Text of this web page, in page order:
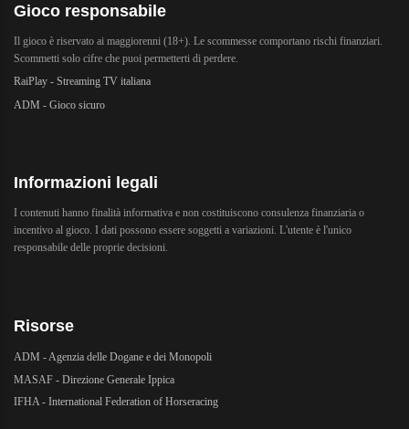
Gioco responsabile
Il gioco è riservato ai maggiorenni (18+). Le scommesse comportano rischi finanziari.
Scommetti solo cifre che puoi permetterti di perdere.
RaiPlay - Streaming TV italiana
ADM - Gioco sicuro
Informazioni legali
I contenuti hanno finalità informativa e non costituiscono consulenza finanziaria o
incentivo al gioco. I dati possono essere soggetti a variazioni. L'utente è l'unico
responsabile delle proprie decisioni.
Risorse
ADM - Agenzia delle Dogane e dei Monopoli
MASAF - Direzione Generale Ippica
IFHA - International Federation of Horseracing